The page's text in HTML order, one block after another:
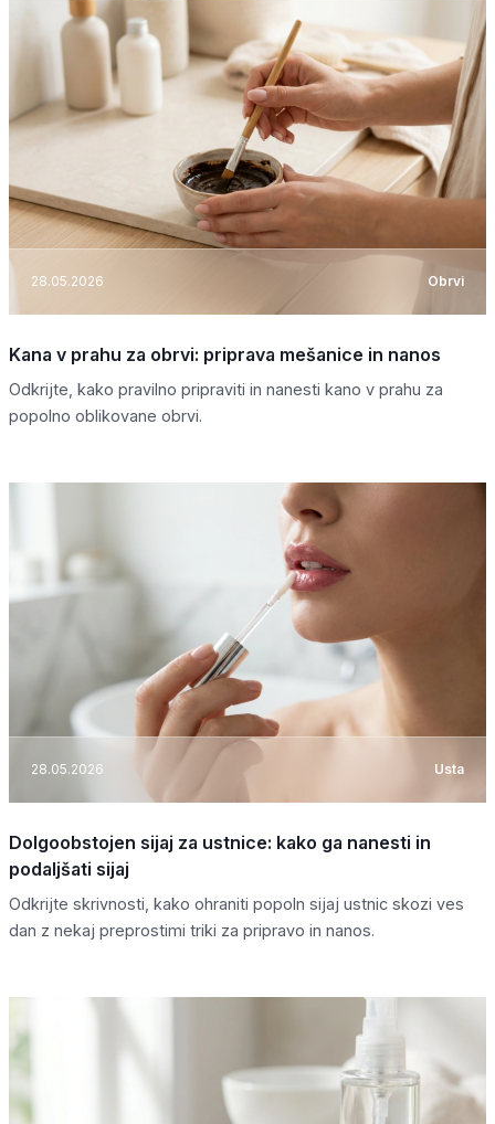
28.05.2026 Obrvi
Kana v prahu za obrvi: priprava mešanice in nanos
Odkrijte, kako pravilno pripraviti in nanesti kano v prahu za
popolno oblikovane obrvi.
28.05.2026 Usta
Dolgoobstojen sijaj za ustnice: kako ga nanesti in
podaljšati sijaj
Odkrijte skrivnosti, kako ohraniti popoln sijaj ustnic skozi ves
dan z nekaj preprostimi triki za pripravo in nanos.